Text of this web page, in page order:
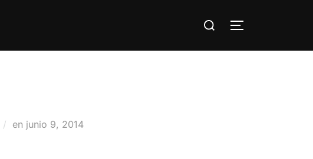
Buscar:
ALTERNAR
en Publicado
junio 9, 2014